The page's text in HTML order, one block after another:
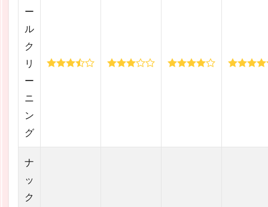
ー
ル
ク
リ
ー
ニ
ン
グ
ナ
ッ
ク